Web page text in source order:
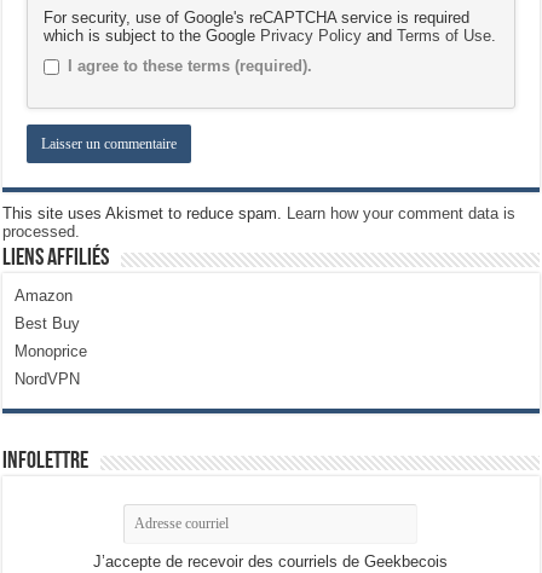
For security, use of Google's reCAPTCHA service is required
which is subject to the Google Privacy Policy andTerms of Use.
I agree to these terms (required).
This site uses Akismet to reduce spam. Learn how your comment data is
processed.
Liens Affiliés
Amazon
Best Buy
Monoprice
NordVPN
Infolettre
J’accepte de recevoir des courriels de Geekbecois